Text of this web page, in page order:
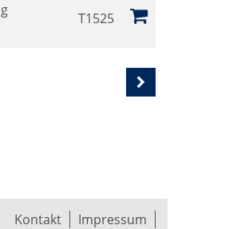
T1525
Kontakt
Impressum